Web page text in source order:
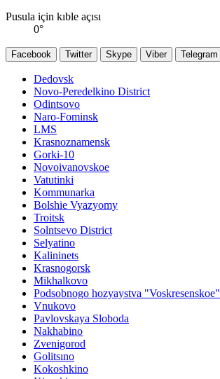
Pusula için kıble açısı
0°
Facebook Twitter Skype Viber Telegram
Dedovsk
Novo-Peredelkino District
Odintsovo
Naro-Fominsk
LMS
Krasnoznamensk
Gorki-10
Novoivanovskoe
Vatutinki
Kommunarka
Bolshie Vyazyomy
Troitsk
Solntsevo District
Selyatino
Kalininets
Krasnogorsk
Mikhalkovo
Podsobnogo hozyaystva "Voskresenskoe"
Vnukovo
Pavlovskaya Sloboda
Nakhabino
Zvenigorod
Golitsıno
Kokoshkino